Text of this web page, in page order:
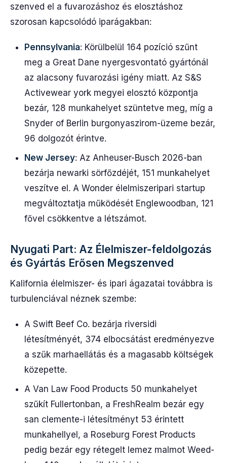
szenved el a fuvarozáshoz és elosztáshoz
szorosan kapcsolódó iparágakban:
Pennsylvania: Körülbelül 164 pozíció szűnt
meg a Great Dane nyergesvontató gyártónál
az alacsony fuvarozási igény miatt. Az S&S
Activewear york megyei elosztó központja
bezár, 128 munkahelyet szüntetve meg, míg a
Snyder of Berlin burgonyaszirom-üzeme bezár,
96 dolgozót érintve.
New Jersey: Az Anheuser-Busch 2026-ban
bezárja newarki sörfőzdéjét, 151 munkahelyet
veszítve el. A Wonder élelmiszeripari startup
megváltoztatja működését Englewoodban, 121
fővel csökkentve a létszámot.
Nyugati Part: Az Élelmiszer-feldolgozás
és Gyártás Erősen Megszenved
Kalifornia élelmiszer- és ipari ágazatai továbbra is
turbulenciával néznek szembe:
A Swift Beef Co. bezárja riversidi
létesítményét, 374 elbocsátást eredményezve
a szűk marhaellátás és a magasabb költségek
közepette.
A Van Law Food Products 50 munkahelyet
szűkít Fullertonban, a FreshRealm bezár egy
san clemente-i létesítményt 53 érintett
munkahellyel, a Roseburg Forest Products
pedig bezár egy rétegelt lemez malmot Weed-